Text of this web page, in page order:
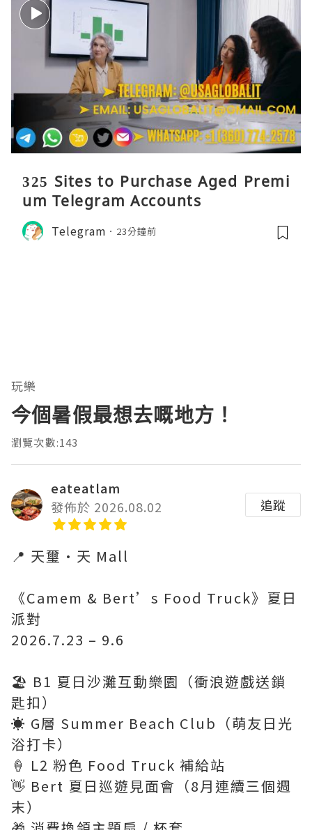
325 Sites to Purchase Aged Premi
um Telegram Accounts
Telegram 23分鐘前
玩樂
今個暑假最想去嘅地方！
瀏覽次數:143
eateatlam
發佈於 2026.08.02
追蹤
📍 天璽·天 Mall
《Camem & Bert’s Food Truck》夏日
派對
2026.7.23 – 9.6
🏖️ B1 夏日沙灘互動樂園（衝浪遊戲送鎖
匙扣）
☀️ G層 Summer Beach Club（萌友日光
浴打卡）
🍦 L2 粉色 Food Truck 補給站
👋 Bert 夏日巡遊見面會（8月連續三個週
末）